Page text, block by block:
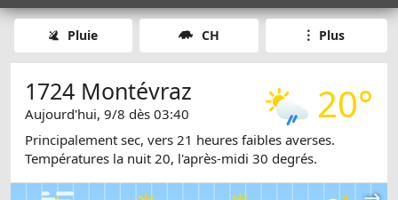
Pluie CH Plus
20°
1724 Montévraz
Aujourd'hui, 9/8 dès 03:40
Principalement sec, vers 21 heures faibles averses.
Températures la nuit 20, l'après-midi 30 degrés.